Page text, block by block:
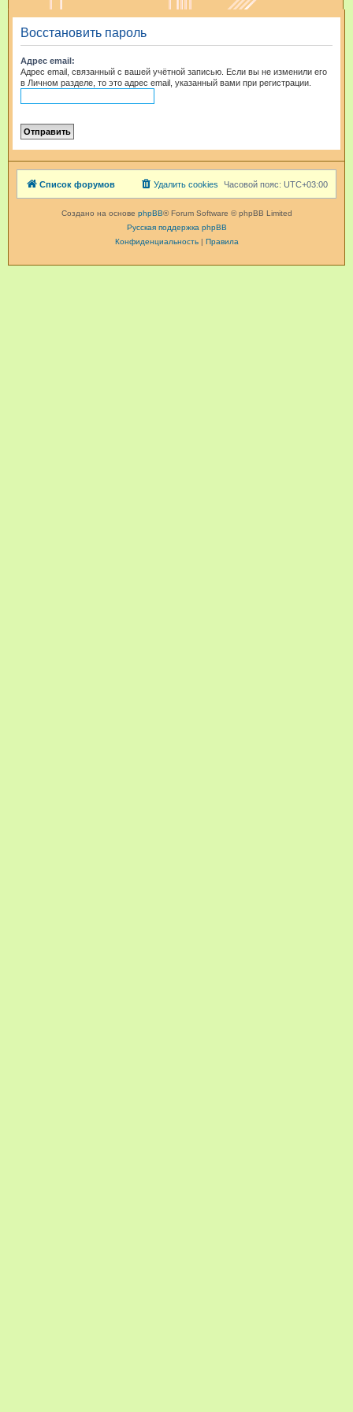
и
Восстановить пароль
Адрес email:
Адрес email, связанный с вашей учётной записью. Если вы не изменили его
в Личном разделе, то это адрес email, указанный вами при регистрации.
Список форумов Часовой пояс: UTC+03:00
Удалить cookies
Создано на основе phpBB® Forum Software © phpBB Limited
Русская поддержка phpBB
Конфиденциальность| Правила